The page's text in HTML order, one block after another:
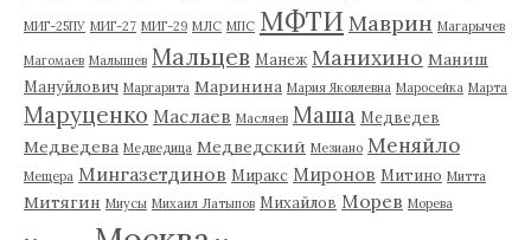
МИГ-25ПУ МИГ-27 МИГ-29 МЛС МПС МФТИ Маврин Магарычев
Магомаев Малышев Мальцев Манеж Манихино Маниш
Мануйлович Маргарита Маринина Мария Яковлевна Маросейка Марта
Маруценко Маслаев Масляев Маша Медведев
Медведева Медведица Медведский Мезиано Меняйло
Мещера Мингазетдинов Миракс Миронов Митино Митта
Митягин Миусы Михаил Латыпов Михайлов Морев Морева